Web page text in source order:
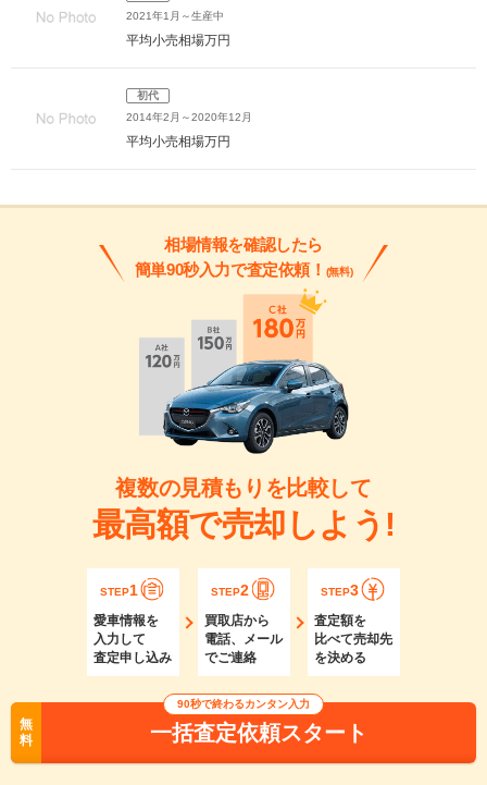
2021年1月～生産中
平均小売相場万円
初代
2014年2月～2020年12月
平均小売相場万円
相場情報を確認したら
簡単90秒入力で査定依頼！ (無料)
複数の見積もりを比較して
最高額で売却しよう!
STEP1
愛車情報を
入力して
査定申し込み
STEP2
買取店から
電話、メール
でご連絡
STEP3
査定額を
比べて売却先
を決める
無
料
90秒で終わるカンタン入力
一括査定依頼スタート